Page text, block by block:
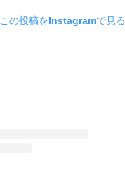
この投稿をInstagramで見る